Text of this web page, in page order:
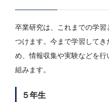
卒業研究は、これまでの学
つけます。今まで学習して
め、情報収集や実験などを
組みます。
５年生